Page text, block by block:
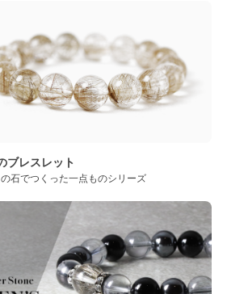
ブレスレット
石でつくった一点ものシリーズ